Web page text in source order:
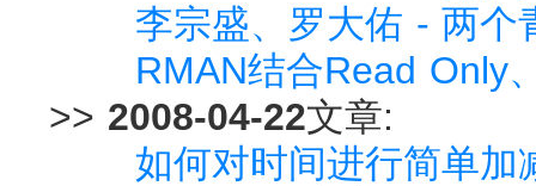
李宗盛、罗大佑 - 两个
RMAN结合Read Only
>> 2008-04-22文章:
如何对时间进行简单加